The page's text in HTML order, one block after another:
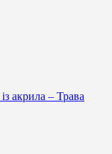
акрила – Трава